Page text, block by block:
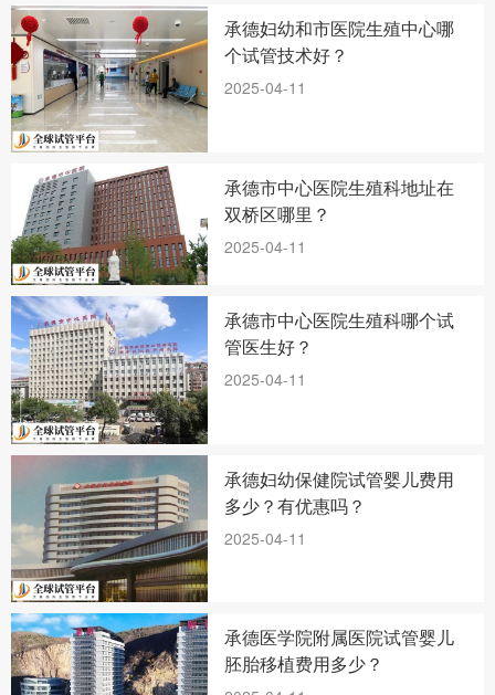
承德妇幼和市医院生殖中心哪
个试管技术好？
2025-04-11
承德市中心医院生殖科地址在
双桥区哪里？
2025-04-11
承德市中心医院生殖科哪个试
管医生好？
2025-04-11
承德妇幼保健院试管婴儿费用
多少？有优惠吗？
2025-04-11
承德医学院附属医院试管婴儿
胚胎移植费用多少？